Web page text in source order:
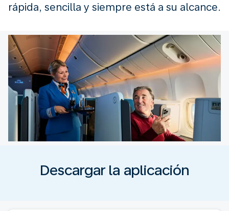
rápida, sencilla y siempre está a su alcance.
Descargar la aplicación